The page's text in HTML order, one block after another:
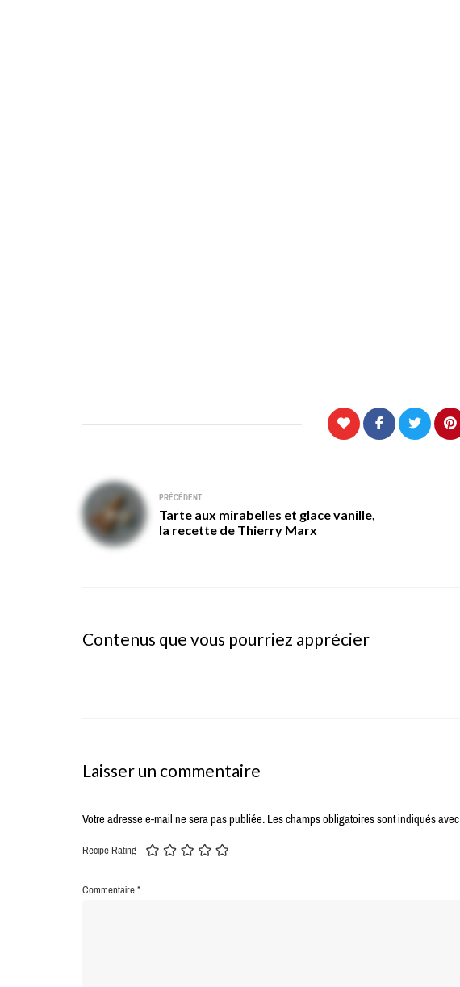
Navigation
de
l’article
PRÉCÉDENT
Tarte aux mirabelles et glace vanille,
la recette de Thierry Marx
Contenus que vous pourriez apprécier
Laisser un commentaire
Votre adresse e-mail ne sera pas publiée.Les champs obligatoires sont indiqués avec
Recipe Rating
Commentaire*